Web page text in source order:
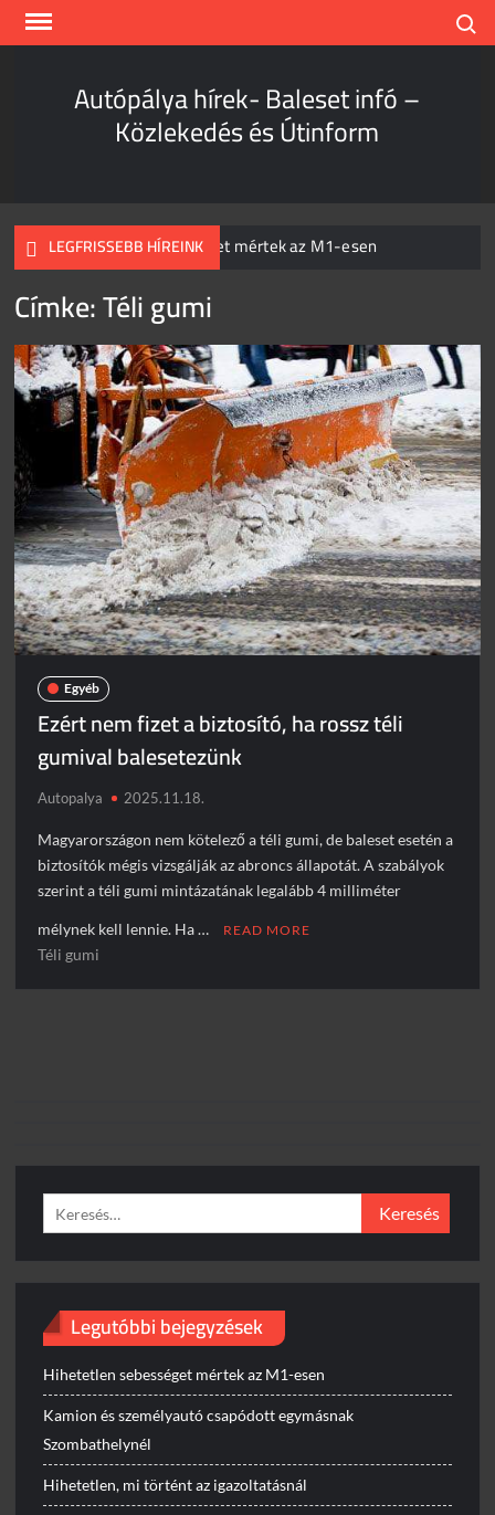
Skip
Autópálya hírek- Baleset infó –
Közlekedés és Útinform
LEGFRISSEBB HÍREINK
Hihetetlen sebességet mértek az M1-esen
Kamion és személyautó csapódott egymásnak
Szombathelynél
Hihetetlen, mi történt az igazoltatásnál
Teljes káosz az M1-esen
Súlyos baleset a 37-es főúton
Egyetlen csikk is elég!
Piros jelzésen hajtott a sínekre – vonattal ütközött egy
kisteherautó
Burkolatjelfestési munkák kezdődnek
Toto ismét lecsapott az M1-esen
Döbbenetes manőver az M3-ason
Címke:Téli gumi
Egyéb
Ezért nem fizet a biztosító, ha rossz téli
gumival balesetezünk
Autopalya 2025.11.18.
Magyarországon nem kötelező a téli gumi, de baleset esetén a
biztosítók mégis vizsgálják az abroncs állapotát. A szabályok
szerint a téli gumi mintázatának legalább 4 milliméter
mélynek kell lennie. Ha … READ MORE
Téli gumi
Keresés:
Legutóbbi bejegyzések
Hihetetlen sebességet mértek az M1-esen
Kamion és személyautó csapódott egymásnak
Szombathelynél
Hihetetlen, mi történt az igazoltatásnál